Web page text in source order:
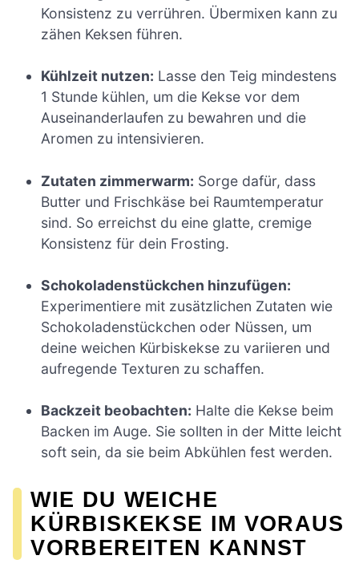
Konsistenz zu verrühren. Übermixen kann zu
zähen Keksen führen.
Kühlzeit nutzen: Lasse den Teig mindestens
1 Stunde kühlen, um die Kekse vor dem
Auseinanderlaufen zu bewahren und die
Aromen zu intensivieren.
Zutaten zimmerwarm: Sorge dafür, dass
Butter und Frischkäse bei Raumtemperatur
sind. So erreichst du eine glatte, cremige
Konsistenz für dein Frosting.
Schokoladenstückchen hinzufügen:
Experimentiere mit zusätzlichen Zutaten wie
Schokoladenstückchen oder Nüssen, um
deine weichen Kürbiskekse zu variieren und
aufregende Texturen zu schaffen.
Backzeit beobachten: Halte die Kekse beim
Backen im Auge. Sie sollten in der Mitte leicht
soft sein, da sie beim Abkühlen fest werden.
WIE DU WEICHE
KÜRBISKEKSE IM VORAUS
VORBEREITEN KANNST